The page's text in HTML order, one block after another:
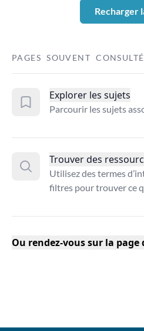
Recharger
PAGES SOUVENT
Explorer les sujets
Parcourir les sujets
Trouver des
Utilisez des termes
filtres pour trouver ce
Ou rendez-vous sur la page